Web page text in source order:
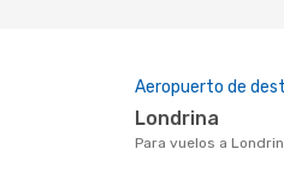
Aeropuerto de
Londrina
Para vuelos a